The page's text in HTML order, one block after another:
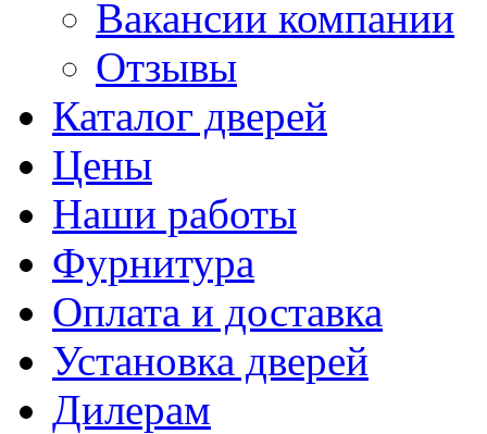
Вакансии компании
Отзывы
Каталог дверей
Цены
Наши работы
Фурнитура
Оплата и доставка
Установка дверей
Дилерам